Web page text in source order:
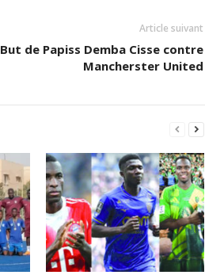
Article suivant
But de Papiss Demba Cisse contre
Mancherster United